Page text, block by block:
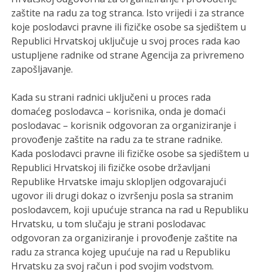
zaštite na radu za tog stranca. Isto vrijedi i za strance
koje poslodavci pravne ili fizičke osobe sa sjedištem u
Republici Hrvatskoj uključuje u svoj proces rada kao
ustupljene radnike od strane Agencija za privremeno
zapošljavanje.
Kada su strani radnici uključeni u proces rada
domaćeg poslodavca – korisnika, onda je domaći
poslodavac – korisnik odgovoran za organiziranje i
provođenje zaštite na radu za te strane radnike.
Kada poslodavci pravne ili fizičke osobe sa sjedištem u
Republici Hrvatskoj ili fizičke osobe državljani
Republike Hrvatske imaju sklopljen odgovarajući
ugovor ili drugi dokaz o izvršenju posla sa stranim
poslodavcem, koji upućuje stranca na rad u Republiku
Hrvatsku, u tom slučaju je strani poslodavac
odgovoran za organiziranje i provođenje zaštite na
radu za stranca kojeg upućuje na rad u Republiku
Hrvatsku za svoj račun i pod svojim vodstvom.